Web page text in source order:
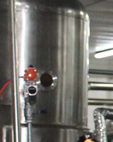
阿里巴巴
阿里巴巴
淘宝网：